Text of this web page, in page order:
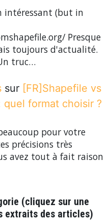
intéressant (but in
Presque
toujours d'actualité.
truc…
sur [FR]Shapefile vs
quel format choisir ?
pour votre
précisions très
avez tout à fait raison
(cliquez sur une
extraits des articles)